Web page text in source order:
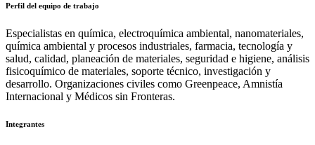
Perfil del equipo de trabajo
Especialistas en química, electroquímica ambiental, nanomateriales,
química ambiental y procesos industriales, farmacia, tecnología y
salud, calidad, planeación de materiales, seguridad e higiene, análisis
fisicoquímico de materiales, soporte técnico, investigación y
desarrollo. Organizaciones civiles como Greenpeace, Amnistía
Internacional y Médicos sin Fronteras.
Integrantes